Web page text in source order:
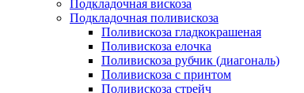
Подкладочная вискоза
Подкладочная поливискоза
Поливискоза гладкокрашеная
Поливискоза елочка
Поливискоза рубчик (диагональ)
Поливискоза с принтом
Поливискоза стрейч